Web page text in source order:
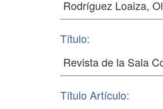
Título:
Título Artículo: